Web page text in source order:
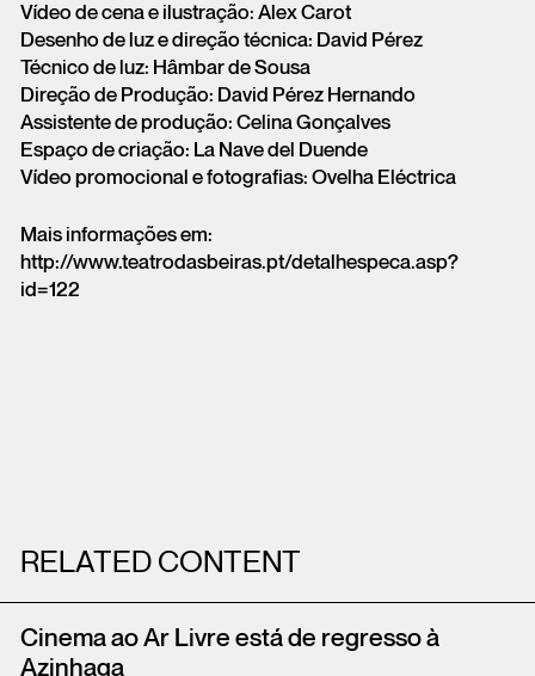
Vídeo de cena e ilustração: Alex Carot
Desenho de luz e direção técnica: David Pérez
Técnico de luz: Hâmbar de Sousa
Direção de Produção: David Pérez Hernando
Assistente de produção: Celina Gonçalves
Espaço de criação: La Nave del Duende
Vídeo promocional e fotografias: Ovelha Eléctrica
Mais informações em:
http://www.teatrodasbeiras.pt/detalhespeca.asp?
id=122
RELATED CONTENT
Cinema ao Ar Livre está de regresso à
Azinhaga